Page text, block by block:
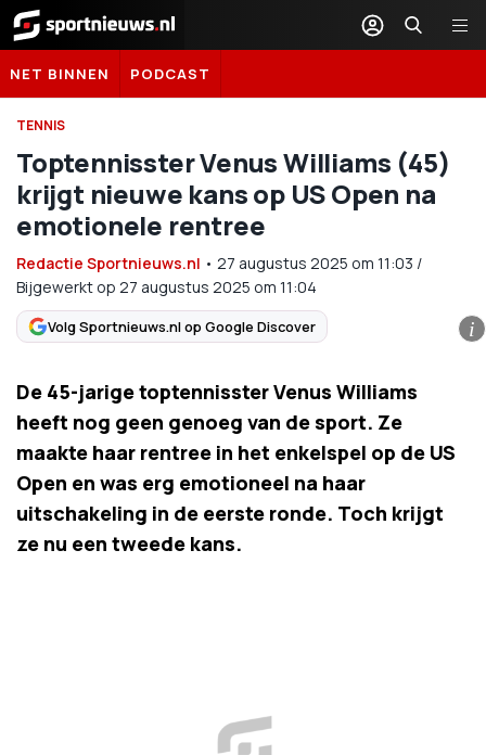
Sportnieuws.nl
NET BINNEN PODCAST
TENNIS
Toptennisster Venus Williams (45)
krijgt nieuwe kans op US Open na
emotionele rentree
Redactie Sportnieuws.nl • 27 augustus 2025 om 11:03 /
Bijgewerkt op 27 augustus 2025 om 11:04
Volg Sportnieuws.nl op Google Discover i
De 45-jarige toptennisster Venus Williams
heeft nog geen genoeg van de sport. Ze
maakte haar rentree in het enkelspel op de US
Open en was erg emotioneel na haar
uitschakeling in de eerste ronde. Toch krijgt
ze nu een tweede kans.